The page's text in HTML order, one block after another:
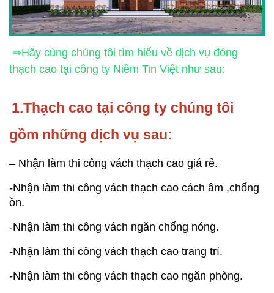
⇒Hãy cùng chúng tôi tìm hiểu về dịch vụ đóng
thạch cao tại công ty Niềm Tin Việt như sau:
1.Thạch cao tại công ty chúng tôi
gồm những dịch vụ sau:
– Nhận làm thi công vách thạch cao giá rẻ.
-Nhận làm thi công vách thạch cao cách âm ,chống
ồn.
-Nhận làm thi công vách ngăn chống nóng.
-Nhận làm thi công vách thạch cao trang trí.
-Nhận làm thi công vách thạch cao ngăn phòng.